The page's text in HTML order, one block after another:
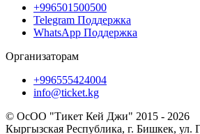
+996501500500
Telegram Поддержка
WhatsApp Поддержка
Организаторам
+996555424004
info@ticket.kg
© ОсОО "Тикет Кей Джи" 2015 - 2026
Кыргызская Республика, г. Бишкек, ул.